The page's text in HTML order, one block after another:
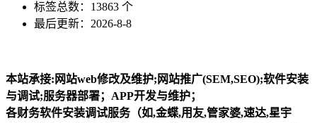
标签总数：13863 个
最后更新：2026-8-8
本站承接:网站web修改及维护;网站推广(SEM,SEO);软件安装
与调试;服务器部署；APP开发与维护；
各财务软件安装调试服务（如,金蝶,用友,管家婆,速达,星宇